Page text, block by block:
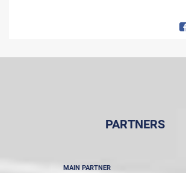
PARTNERS
MAIN PARTNER